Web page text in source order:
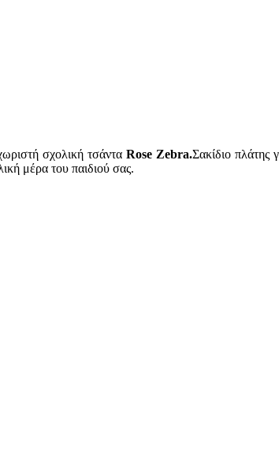
σχολική τσάντα Rose Zebra.Σακίδιο πλάτης
μέρα του παιδιού σας.